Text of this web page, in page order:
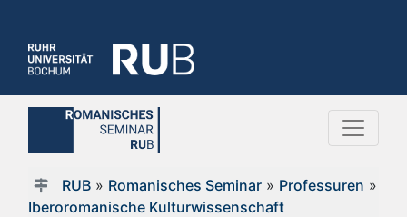
RUB» Romanisches Seminar» Professuren »
Iberoromanische Kulturwissenschaft